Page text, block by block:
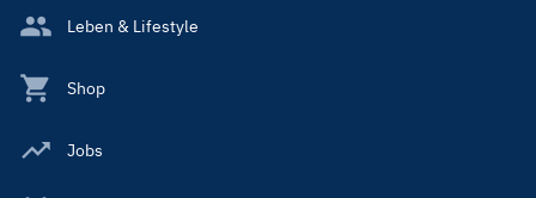
Leben & Lifestyle
Shop
Jobs